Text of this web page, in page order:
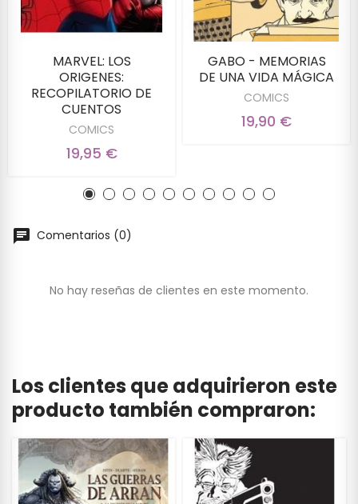
MARVEL: LOS
ORIGENES:
RECOPILATORIO DE
CUENTOS
COMICS
19,95 €
GABO - MEMORIAS
DE UNA VIDA MÁGICA
COMICS
19,90 €
Comentarios (0)
No hay reseñas de clientes en este momento.
Los clientes que adquirieron este
producto también compraron: